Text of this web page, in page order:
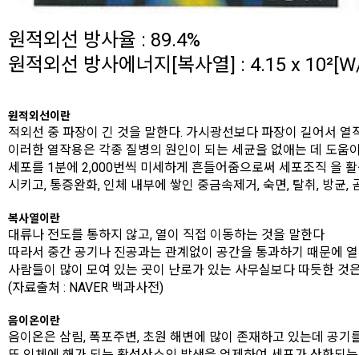
원적외선 방사율 : 89.4%
원적외선 방사에너지[복사열] : 4.15 x
원적외선이란
적외선 중 파장이 긴 것을 말한다. 가시광선보다 파장이 길어서
이러한 열작용은 각종 질병의 원인이 되는 세균을 없애는 데 도
세포를 1분에 2,000번씩 미세하게 흔들어줌으로써 세포조직 을
시키고, 통증완화, 인체 내부에 쌓인 중금속제거, 숙면, 탈취, 방균
복사열이란
대류나 전도를 통하지 않고, 열이 직접 이동하는 것을 말한다
따라서 중간 공기나 진공과는 관계없이 공간을 통과하기 때문에
사람들이 많이 모여 있는 곳이 난로가 있는 사무실보다 따듯한 것
(자료출처 : NAVER 백과사전)
음이온이란
음이온은 삼림, 폭포주변, 초원 해변에 많이 존재하고 있는데 공